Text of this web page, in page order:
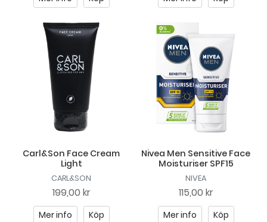
Carl&Son Face Cream
Light
CARL&SON
199,00 kr
Mer info Köp
Nivea Men Sensitive Face
Moisturiser SPF15
NIVEA
115,00 kr
Mer info Köp